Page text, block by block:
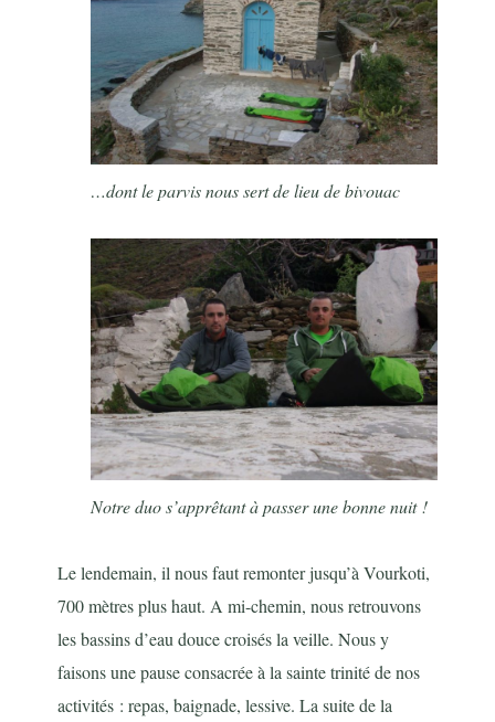
…dont le parvis nous sert de lieu de bivouac
Notre duo s’apprêtant à passer une bonne nuit !
Le lendemain, il nous faut remonter jusqu’à Vourkoti,
700 mètres plus haut. A mi-chemin, nous retrouvons
les bassins d’eau douce croisés la veille. Nous y
faisons une pause consacrée à la sainte trinité de nos
activités : repas, baignade, lessive. La suite de la